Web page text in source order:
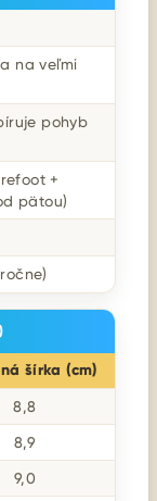
na veľmi
pohyb
+
pätou)
šírka (cm)
8,8
8,9
9,0